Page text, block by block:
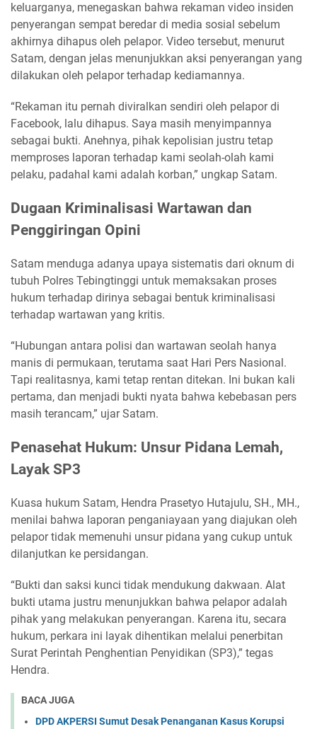
keluarganya, menegaskan bahwa rekaman video insiden
penyerangan sempat beredar di media sosial sebelum
akhirnya dihapus oleh pelapor. Video tersebut, menurut
Satam, dengan jelas menunjukkan aksi penyerangan yang
dilakukan oleh pelapor terhadap kediamannya.
“Rekaman itu pernah diviralkan sendiri oleh pelapor di
Facebook, lalu dihapus. Saya masih menyimpannya
sebagai bukti. Anehnya, pihak kepolisian justru tetap
memproses laporan terhadap kami seolah-olah kami
pelaku, padahal kami adalah korban,” ungkap Satam.
Dugaan Kriminalisasi Wartawan dan
Penggiringan Opini
Satam menduga adanya upaya sistematis dari oknum di
tubuh Polres Tebingtinggi untuk memaksakan proses
hukum terhadap dirinya sebagai bentuk kriminalisasi
terhadap wartawan yang kritis.
“Hubungan antara polisi dan wartawan seolah hanya
manis di permukaan, terutama saat Hari Pers Nasional.
Tapi realitasnya, kami tetap rentan ditekan. Ini bukan kali
pertama, dan menjadi bukti nyata bahwa kebebasan pers
masih terancam,” ujar Satam.
Penasehat Hukum: Unsur Pidana Lemah,
Layak SP3
Kuasa hukum Satam, Hendra Prasetyo Hutajulu, SH., MH.,
menilai bahwa laporan penganiayaan yang diajukan oleh
pelapor tidak memenuhi unsur pidana yang cukup untuk
dilanjutkan ke persidangan.
“Bukti dan saksi kunci tidak mendukung dakwaan. Alat
bukti utama justru menunjukkan bahwa pelapor adalah
pihak yang melakukan penyerangan. Karena itu, secara
hukum, perkara ini layak dihentikan melalui penerbitan
Surat Perintah Penghentian Penyidikan (SP3),” tegas
Hendra.
BACA JUGA
DPD AKPERSI Sumut Desak Penanganan Kasus Korupsi